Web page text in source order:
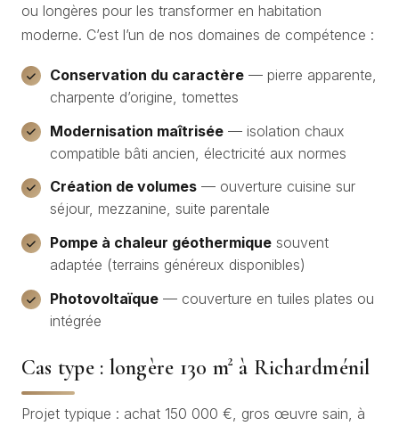
ou longères pour les transformer en habitation
moderne. C’est l’un de nos domaines de compétence :
Conservation du caractère — pierre apparente,
charpente d’origine, tomettes
Modernisation maîtrisée — isolation chaux
compatible bâti ancien, électricité aux normes
Création de volumes — ouverture cuisine sur
séjour, mezzanine, suite parentale
Pompe à chaleur géothermique souvent
adaptée (terrains généreux disponibles)
Photovoltaïque — couverture en tuiles plates ou
intégrée
Cas type : longère 130 m² à Richardménil
Projet typique : achat 150 000 €, gros œuvre sain, à